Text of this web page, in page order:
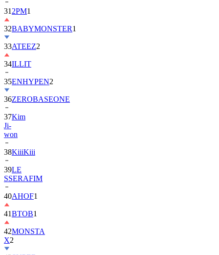
32 BABYMONSTER
33ATEEZ2
34ILLIT
35ENHYPEN
36ZEROBASEONE
37Kim
Ji-
won
38KiiiKiii
39LE
SSERAFIM
40AHOF1
41BTOB1
42MONSTA
X
43SUPER
JUNIOR